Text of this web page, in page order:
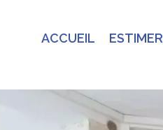
ACCUEIL ESTIMER